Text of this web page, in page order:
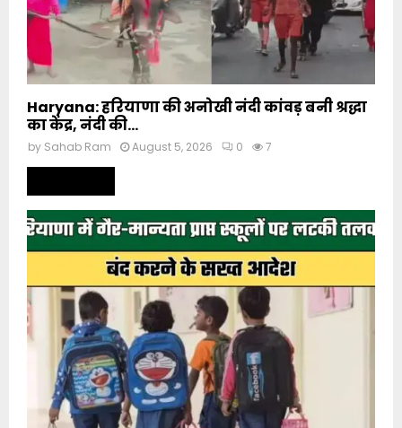
Haryana: हरियाणा की अनोखी नंदी कांवड़ बनी श्रद्धा
का केंद्र, नंदी की...
by Sahab Ram August 5, 2026 0 7